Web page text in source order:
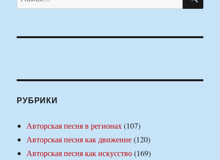
РУБРИКИ
Авторская песня в регионах(107)
Авторская песня как движение(120)
Авторская песня как искусство(169)